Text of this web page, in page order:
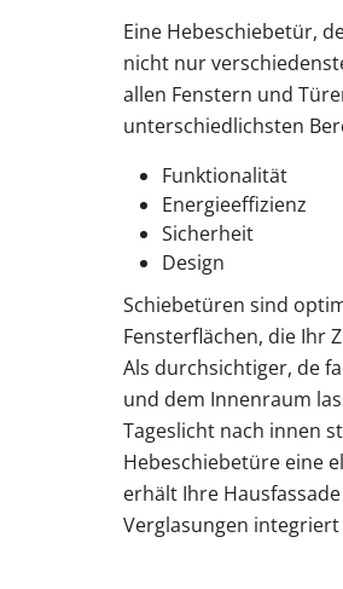
Eine Hebeschiebetür,
nicht nur
allen Fenstern und
unterschiedlichsten
Funktionalität
Energieeffizienz
Sicherheit
Design
Schiebetüren sind
Fensterflächen, die Ihr
Als durchsichtiger, de
und dem Innenraum
Tageslicht nach innen
Hebeschiebetüre eine
erhält Ihre
Verglasungen integriert